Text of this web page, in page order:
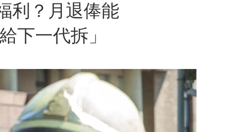
利？月退俸能
下一代拆」